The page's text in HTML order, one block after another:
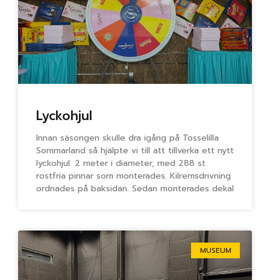
Lyckohjul
Innan säsongen skulle dra igång på Tosselilla
Sommarland så hjälpte vi till att tillverka ett nytt
lyckohjul. 2 meter i diameter, med 288 st
rostfria pinnar som monterades. Kilremsdrivning
ordnades på baksidan. Sedan monterades dekal
MUSEUM